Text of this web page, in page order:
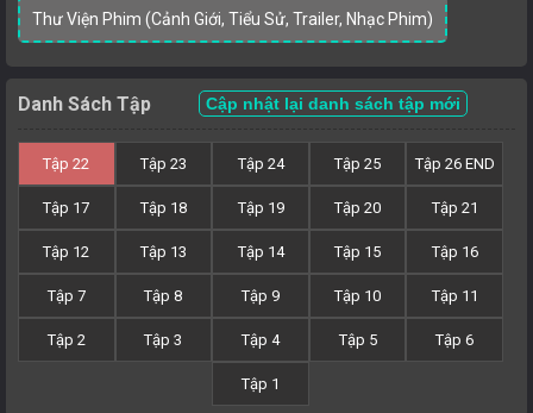
Thư Viện Phim (Cảnh Giới, Tiểu Sử, Trailer, Nhạc Phim)
Danh Sách Tập Cập nhật lại danh sách tập mới
Tập 26 END
Tập 25
Tập 24
Tập 23
Tập 22
Tập 21
Tập 20
Tập 19
Tập 18
Tập 17
Tập 16
Tập 15
Tập 14
Tập 13
Tập 12
Tập 11
Tập 10
Tập 9
Tập 8
Tập 7
Tập 6
Tập 5
Tập 4
Tập 3
Tập 2
Tập 1